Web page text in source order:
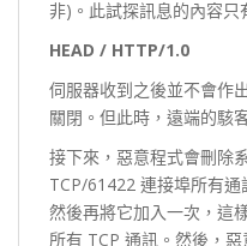
非)。此試探訊息的內容只
HEAD / HTTP/1.0
伺服器收到之後並不會作
關閉。但此時，遠端的駭
接下來，惡意程式會刪除
TCP/61422 連接埠所有通
然後再將它加入一次，這
所有 TCP 通訊。然後，